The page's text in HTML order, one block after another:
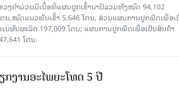
ວງຄໍາມ່ວນມີເນື້ອທີ່ແຜນປູກເຂົ້ານາປີລວມທັງໝົດ 94,102
ຕນ,ໝົດແນວພັນເຂົ້າ 5,646 ໂຕນ, ສ່ວນແຜນການປູກພືດເພື່ອເ
ເນຜົນຜະລິດ 197,009 ໂຕນ; ແຜນການປູກພືດເພື່ອເປັນສິນຄ້າ
ໂຕນ.
ງານອະໄພຍະໂທດ 5 ປີ